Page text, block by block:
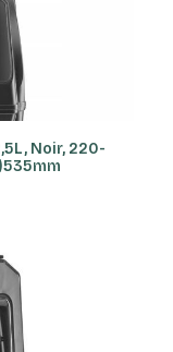
Noir, 220-